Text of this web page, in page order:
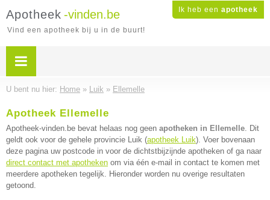
Ik heb een apotheek
Apotheek -vinden.be
Vind een apotheek bij u in de buurt!
U bent nu hier: Home » Luik » Ellemelle
Apotheek Ellemelle
Apotheek-vinden.be bevat helaas nog geen apotheken in Ellemelle. Dit
geldt ook voor de gehele provincie Luik (apotheek Luik). Voer bovenaan
deze pagina uw postcode in voor de dichtstbijzijnde apotheken of ga naar
direct contact met apotheken om via één e-mail in contact te komen met
meerdere apotheken tegelijk. Hieronder worden nu overige resultaten
getoond.